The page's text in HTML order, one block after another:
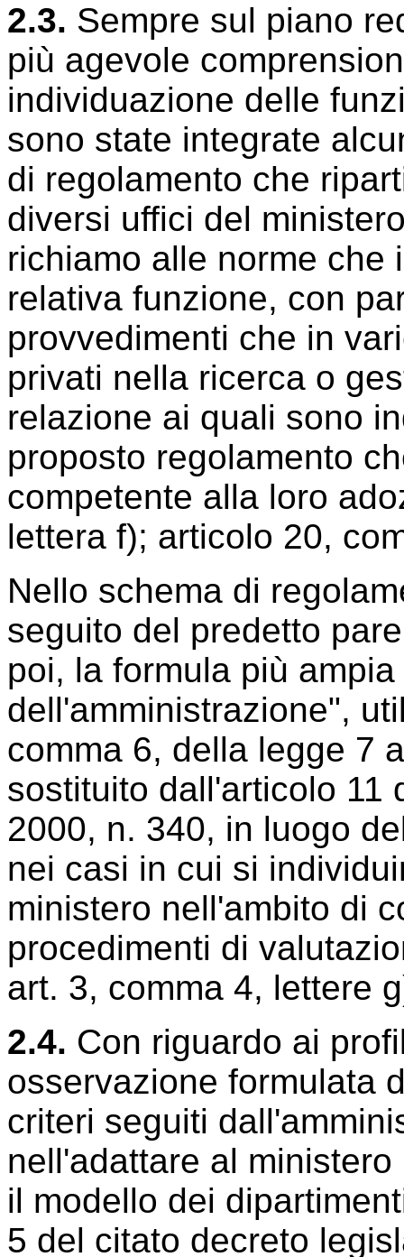
2.3. Sempre sul piano
più agevole
individuazione delle
sono state integrate
di regolamento che
diversi uffici del
richiamo alle norme che
relativa funzione, con
provvedimenti che in
privati nella ricerca o
relazione ai quali sono
proposto regolamento
competente alla loro
lettera f); articolo 20,
Nello schema di
seguito del predetto
poi, la formula più
dell'amministrazione",
comma 6, della legge 7
sostituito dall'articolo 11
2000, n. 340, in luogo
nei casi in cui si
ministero nell'ambito di
procedimenti di
art. 3, comma 4, lettere
2.4. Con riguardo ai
osservazione formulata
criteri seguiti
nell'adattare al
il modello dei
5 del citato decreto